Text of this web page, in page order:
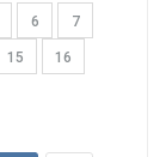
6 7
15 16